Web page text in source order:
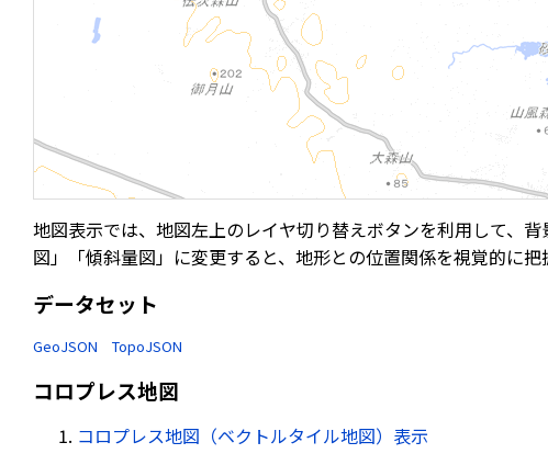
地図表示では、地図左上のレイヤ切り替えボタンを利用して、
図」「傾斜量図」に変更すると、地形との位置関係を視覚的に把
データセット
GeoJSON TopoJSON
コロプレス地図
コロプレス地図（ベクトルタイル地図）表示